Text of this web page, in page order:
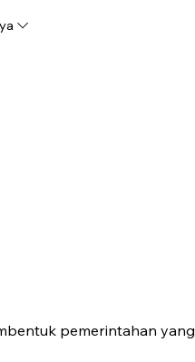
pemerintahan yang